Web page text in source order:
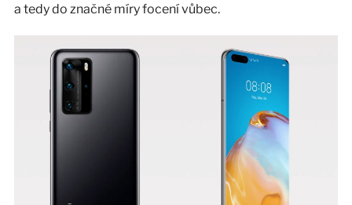
a tedy do značné míry focení vůbec.